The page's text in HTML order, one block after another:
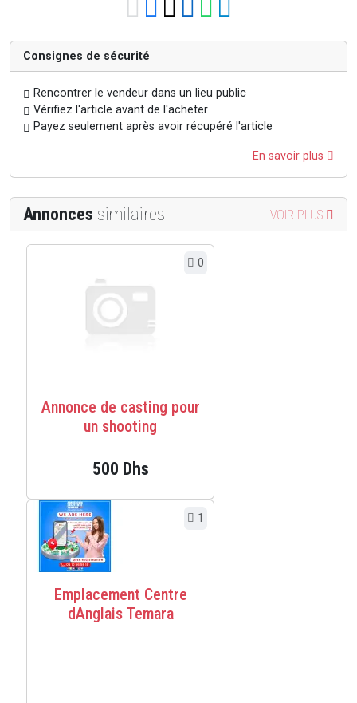
Consignes de sécurité
Rencontrer le vendeur dans un lieu public
Vérifiez l'article avant de l'acheter
Payez seulement après avoir récupéré l'article
En savoir plus
Annonces similaires VOIR PLUS
0
Annonce de casting pour
un shooting
500 Dhs
1
Emplacement Centre
dAnglais Temara